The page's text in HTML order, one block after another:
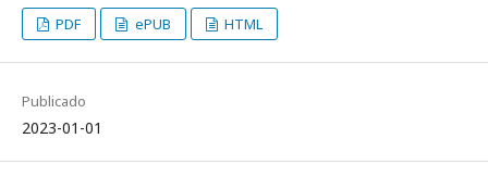
PDF ePUB HTML
Publicado
2023-01-01